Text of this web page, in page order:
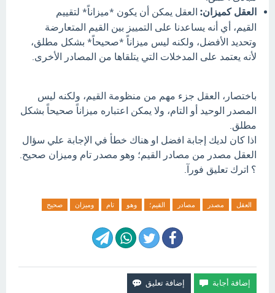
العقل كميزان: العقل يمكن أن يكون *ميزاناً* لتقييم
القيم، أي أنه يساعدنا على التمييز بين القيم المتعارضة
وتحديد الأفضل، ولكنه ليس ميزاناً *صحيحاً* بشكل مطلق،
لأنه يعتمد على المدخلات التي يتلقاها من المصادر الأخرى.
باختصار، العقل جزء مهم من منظومة القيم، ولكنه ليس
المصدر الوحيد أو التام، ولا يمكن اعتباره ميزاناً صحيحاً بشكل
مطلق.
اذا كان لديك إجابة افضل او هناك خطأ في الإجابة علي سؤال
العقل مصدر من مصادر القيم؛ وهو مصدر تام وميزان صحيح.
؟ اترك تعليق فورآ.
العقل مصدر مصادر القيم؛ وهو تام وميزان صحيح